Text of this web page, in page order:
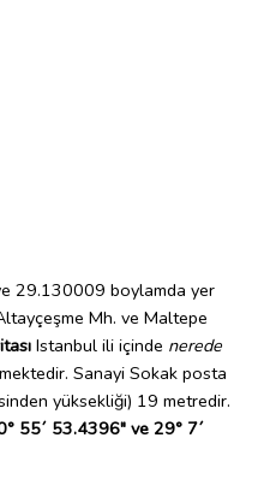
29.130009 boylamda yer
Mh. ve Maltepe
Istanbul ili içinde nerede
Sanayi Sokak posta
yüksekliği) 19 metredir.
55´ 53.4396" ve 29° 7´